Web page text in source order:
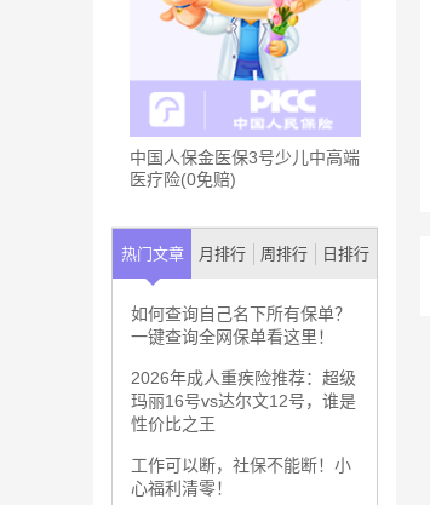
中国人保金医保3号少儿中高端
医疗险(0免赔)
热门文章 月排行 周排行 日排行
如何查询自己名下所有保单？
一键查询全网保单看这里！
2026年成人重疾险推荐：超级
玛丽16号vs达尔文12号，谁是
性价比之王
工作可以断，社保不能断！小
心福利清零！